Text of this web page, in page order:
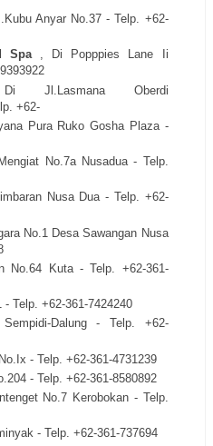
Anyar No.37 - Telp. +62-
Spa , Di Popppies Lane Ii
Jl.Lasmana Oberdi
+62-
Pura Ruko Gosha Plaza -
No.7a Nusadua - Telp.
Nusa Dua - Telp. +62-
No.1 Desa Sawangan Nusa
No.64 Kuta - Telp. +62-361-
Telp. +62-361-7424240
Dalung - Telp. +62-
- Telp. +62-361-4731239
- Telp. +62-361-8580892
No.7 Kerobokan - Telp.
- Telp. +62-361-737694